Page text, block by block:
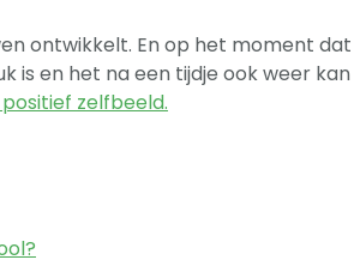
ontwikkelt. En op het moment dat
is en het na een tijdje ook weer kan
zelfbeeld.